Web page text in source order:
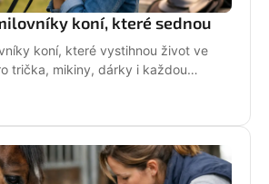
koní, které sednou
koní, které vystihnou život ve
trička, mikiny, dárky i každou